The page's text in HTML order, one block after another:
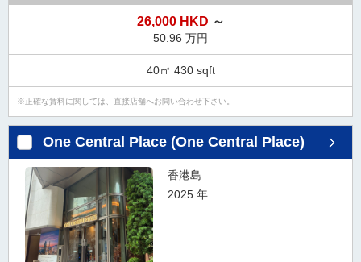
26,000 HKD ～
50.96 万円
40㎡ 430 sqft
正確な賃料に関しては、直接店舗へお問い合わせ下さい。
One Central Place (One Central Place)
香港島
2025 年